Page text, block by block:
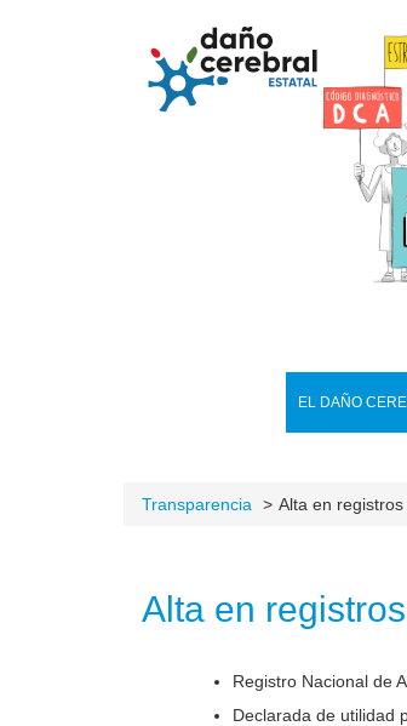
EL DAÑO
Transparencia Alta en
Alta en
Registro Nacional de
Declarada de utilidad